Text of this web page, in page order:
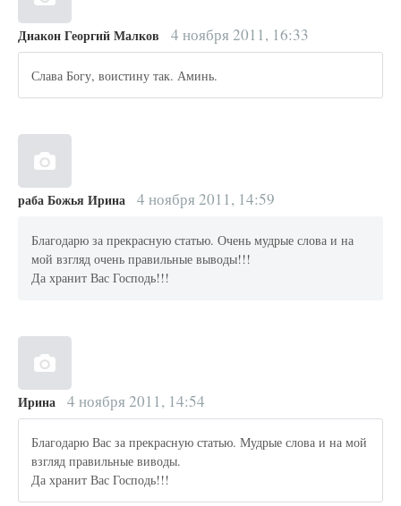
Диакон Георгий Малков 4 ноября 2011, 16:33
Слава Богу, воистину так. Аминь.
раба Божья Ирина 4 ноября 2011, 14:59
Благодарю за прекрасную статью. Очень мудрые слова и на
мой взгляд очень правильные выводы!!!
Да хранит Вас Господь!!!
Ирина 4 ноября 2011, 14:54
Благодарю Вас за прекрасную статью. Мудрые слова и на мой
взгляд правильные виводы.
Да хранит Вас Господь!!!